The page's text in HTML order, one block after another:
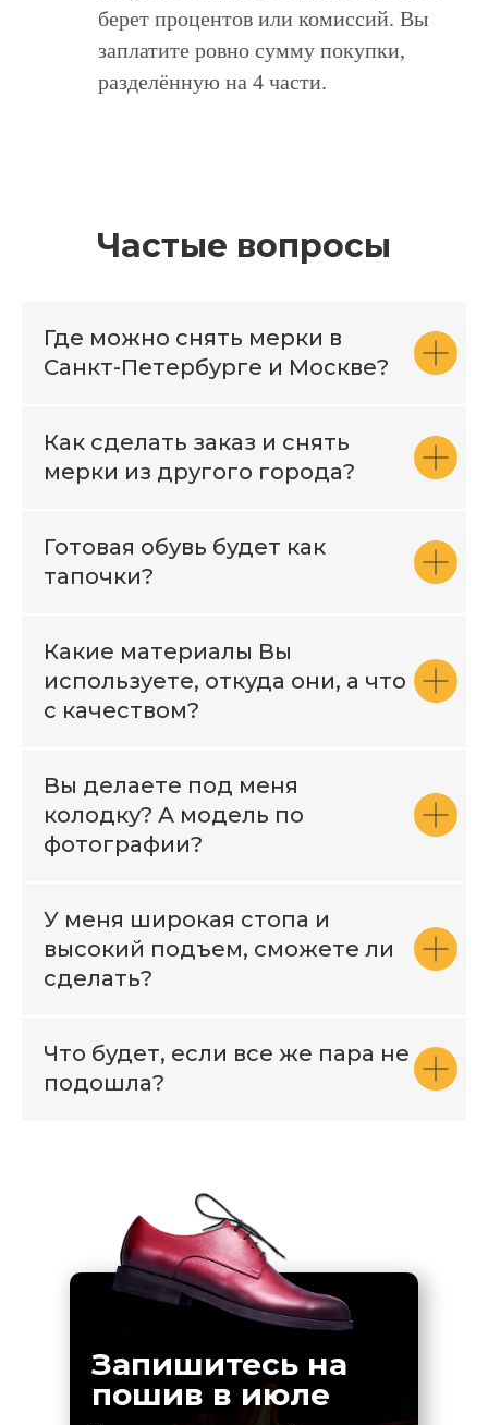
берет процентов или комиссий. Вы
заплатите ровно сумму покупки,
разделённую на 4 части.
Частые вопросы
Где можно снять мерки в
Санкт-Петербурге и Москве?
Как сделать заказ и снять
мерки из другого города?
Готовая обувь будет как
тапочки?
Какие материалы Вы
используете, откуда они, а что
с качеством?
Вы делаете под меня
колодку? А модель по
фотографии?
У меня широкая стопа и
высокий подъем, сможете ли
сделать?
Что будет, если все же пара не
подошла?
Запишитесь на
пошив в июле